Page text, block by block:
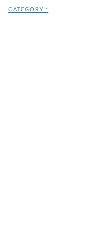
CATEGORY :